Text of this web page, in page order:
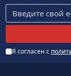
Я согласен с